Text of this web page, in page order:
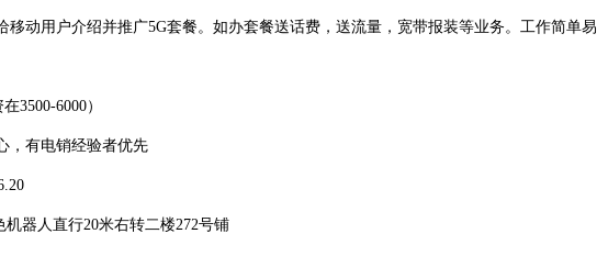
移动用户介绍并推广5G套餐。如办套餐送话费，送流量，宽带报装等业务。工作简单易
3500-6000）
，有电销经验者优先
器人直行20米右转二楼272号铺